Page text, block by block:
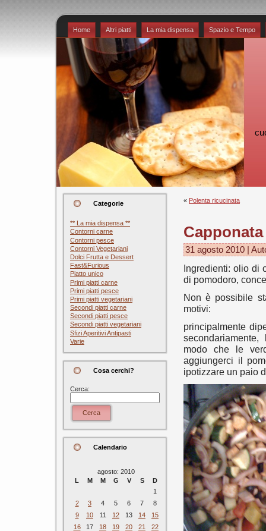
Home Altri piatti La mia dispensa Spazio e Tempo
Categorie
** La mia dispensa **
Contorni carne
Contorni pesce
Contorni Vegetariani
Dolci Frutta e Dessert
Fast&Furious
Piatto unico
Primi piatti carne
Primi piatti pesce
Primi piatti vegetariani
Secondi piatti carne
Secondi piatti pesce
Secondi piatti vegetariani
Sfizi Aperitivi Antipasti
Varie
Cosa cerchi?
Cerca:
Cerca
Calendario
agosto: 2010
L
M M G V S D
1
2
3 4 5 6 7
8
9
10 11 12 13 14
15
16
17 18 19 20 21
22
« Polenta ricucinata
Capponata
31 agosto 2010 |
Ingredienti: olio di
di pomodoro,
Non è possibile
motivi:
principalmente
secondariamente,
modo che le
aggiungerci il
ipotizzare un paio